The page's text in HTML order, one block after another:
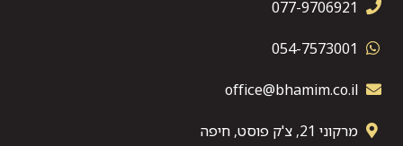
077-9706921
054-7573001
office@bhamim.co.il
מרקוני 21, צ'ק פוסט, חיפה